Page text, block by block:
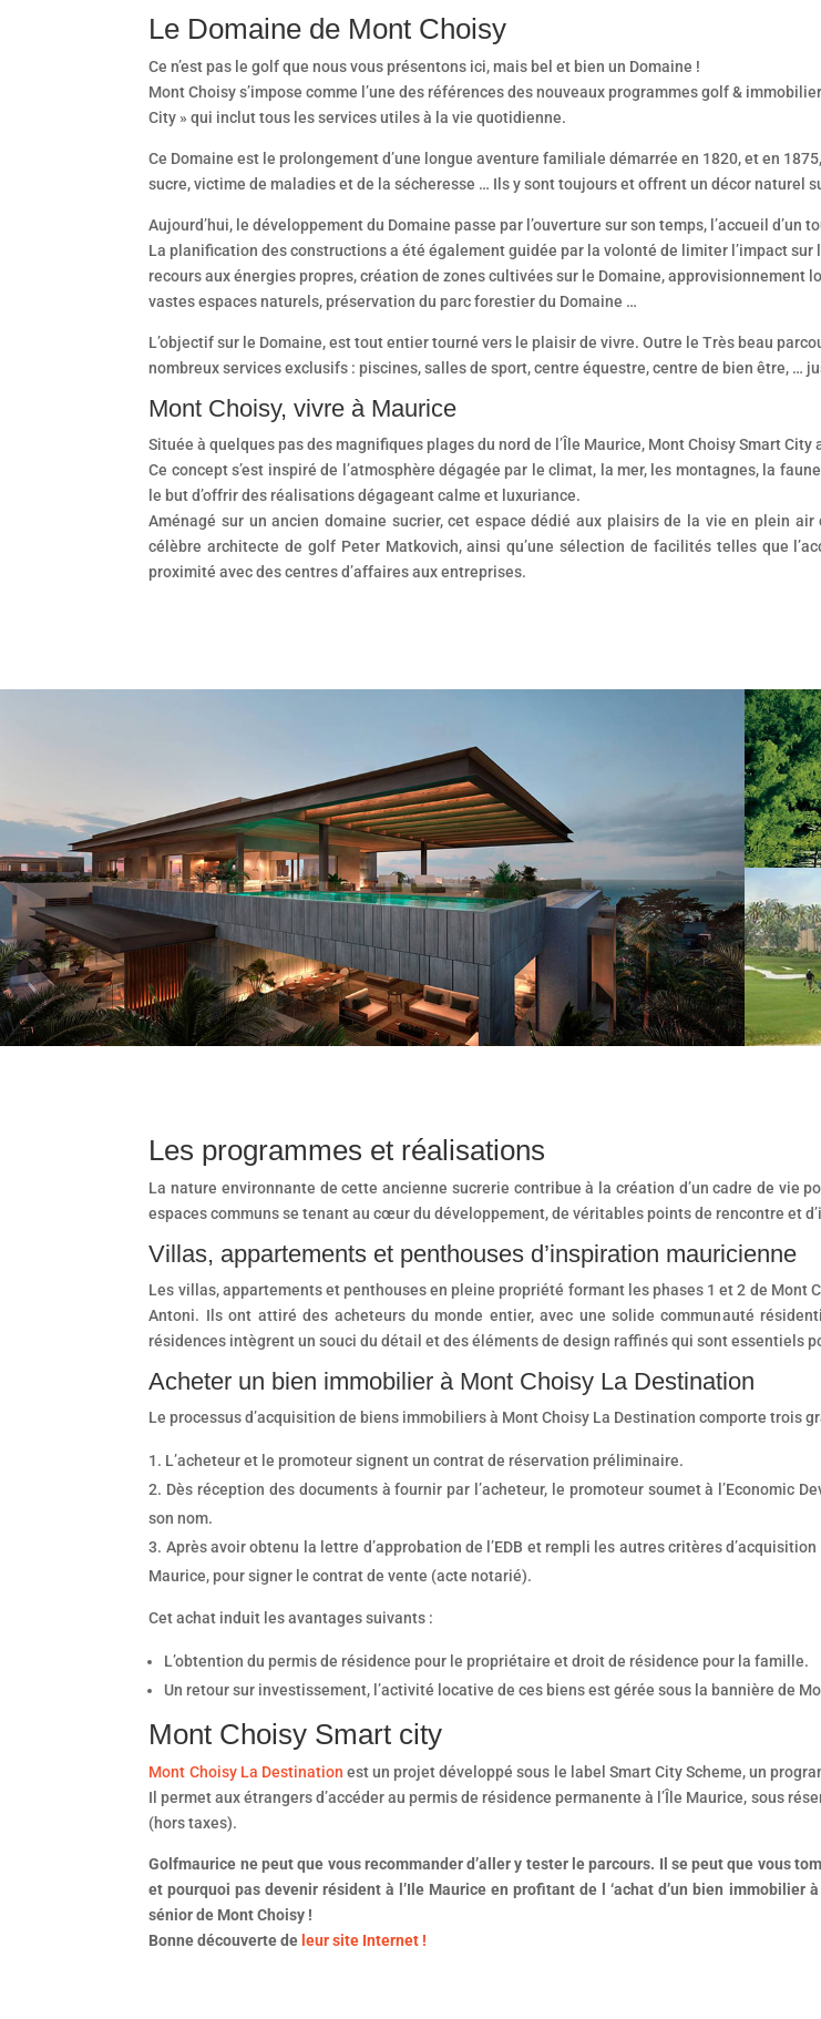
Le Domaine de Mont Choisy
Ce n’est pas le golf que nous vous présentons ici, mais bel et bien un Domaine !
Mont Choisy s’impose comme l’une des références des nouveaux programmes golf &
City » qui inclut tous les services utiles à la vie quotidienne.
Ce Domaine est le prolongement d’une longue aventure familiale démarrée en 1820, et en
sucre, victime de maladies et de la sécheresse … Ils y sont toujours et offrent un décor naturel
Aujourd’hui, le développement du Domaine passe par l’ouverture sur son temps, l’accueil
La planification des constructions a été également guidée par la volonté de limiter l’impact sur
recours aux énergies propres, création de zones cultivées sur le Domaine,
vastes espaces naturels, préservation du parc forestier du Domaine …
L’objectif sur le Domaine, est tout entier tourné vers le plaisir de vivre. Outre le Très beau
nombreux services exclusifs : piscines, salles de sport, centre équestre, centre de bien être, …
Mont Choisy, vivre à Maurice
Située à quelques pas des magnifiques plages du nord de l’Île Maurice, Mont Choisy Smart
Ce concept s’est inspiré de l’atmosphère dégagée par le climat, la mer, les montagnes, la
le but d’offrir des réalisations dégageant calme et luxuriance.
Aménagé sur un ancien domaine sucrier, cet espace dédié aux plaisirs de la vie en plein
célèbre architecte de golf Peter Matkovich, ainsi qu’une sélection de facilités telles que
proximité avec des centres d’affaires aux entreprises.
Les programmes et réalisations
La nature environnante de cette ancienne sucrerie contribue à la création d’un cadre de vie
espaces communs se tenant au cœur du développement, de véritables points de rencontre et
Villas, appartements et penthouses d’inspiration mauricienne
Les villas, appartements et penthouses en pleine propriété formant les phases 1 et 2 de Mont
Antoni. Ils ont attiré des acheteurs du monde entier, avec une solide communauté
résidences intègrent un souci du détail et des éléments de design raffinés qui sont essentiels
Acheter un bien immobilier à Mont Choisy La Destination
Le processus d’acquisition de biens immobiliers à Mont Choisy La Destination comporte trois
L’acheteur et le promoteur signent un contrat de réservation préliminaire.
Dès réception des documents à fournir par l’acheteur, le promoteur soumet à l’Economic
son nom.
Après avoir obtenu la lettre d’approbation de l’EDB et rempli les autres critères
Maurice, pour signer le contrat de vente (acte notarié).
Cet achat induit les avantages suivants :
L’obtention du permis de résidence pour le propriétaire et droit de résidence pour la famille.
Un retour sur investissement, l’activité locative de ces biens est gérée sous la bannière de
Mont Choisy Smart city
Mont Choisy La Destination est un projet développé sous le label Smart City Scheme, un
Il permet aux étrangers d’accéder au permis de résidence permanente à l’Île Maurice, sous
(hors taxes).
Golfmaurice ne peut que vous recommander d’aller y tester le parcours. Il se peut que vous
et pourquoi pas devenir résident à l’Ile Maurice en profitant de l ‘achat d’un bien
sénior de Mont Choisy !
Bonne découverte de leur site Internet !